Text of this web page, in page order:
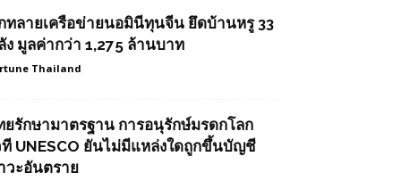
ทลายเครือข่ายนอมินีทุนจีน ยึดบ้านหรู 33
ง มูลค่ากว่า 1,275 ล้านบาท
Thailand
ยรักษามาตรฐาน การอนุรักษ์มรดกโลก
ที UNESCO ยันไม่มีแหล่งใดถูกขึ้นบัญชี
วะอันตราย